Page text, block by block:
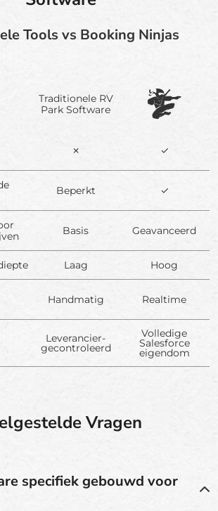
Tools vs Booking Ninjas
Traditionele RV
Park Software
✗ ✓
Beperkt ✓
Basis Geavanceerd
Laag Hoog
Handmatig Realtime
Leverancier-
gecontroleerd
Volledige
Salesforce
eigendom
Vragen
specifiek gebouwd voor